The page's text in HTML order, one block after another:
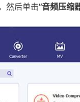
然后单击“音频压缩